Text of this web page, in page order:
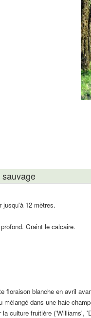
jusqu'à 12 mètres.
Craint le calcaire.
floraison blanche en avril
dans une haie
culture fruitière